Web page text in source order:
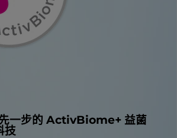
一步的 ActivBiome+ 益菌
技